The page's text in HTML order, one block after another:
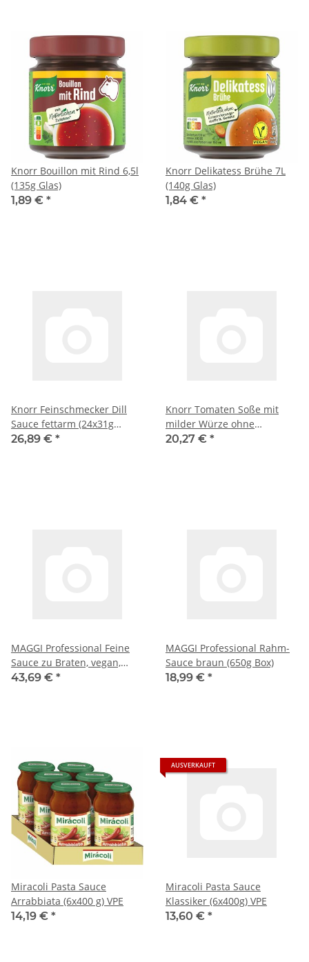
Knorr Bouillon mit Rind 6,5l
(135g Glas)
1,89 € *
Knorr Delikatess Brühe 7L
(140g Glas)
1,84 € *
Knorr Feinschmecker Dill
Sauce fettarm (24x31g
Packung für je 0,25 l) VPE
26,89 € *
Knorr Tomaten Soße mit
milder Würze ohne
geschmacksverstärkende
20,27 € *
MAGGI Professional Feine
Sauce zu Braten, vegan,
ergibt 32L (3kg Eimer)
43,69 € *
MAGGI Professional Rahm-
Sauce braun (650g Box)
18,99 € *
Miracoli Pasta Sauce
Arrabbiata (6x400 g) VPE
14,19 € *
AUSVERKAUFT
Miracoli Pasta Sauce
Klassiker (6x400g) VPE
13,60 € *